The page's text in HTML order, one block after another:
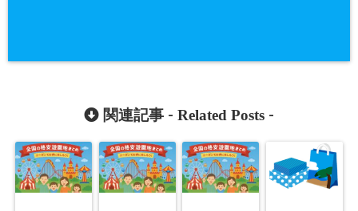
関連記事 - Related Posts -